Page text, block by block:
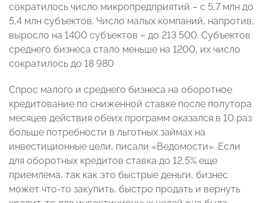
сократилось число микропредприятий – с 5,7 млн до
5,4 млн субъектов. Число малых компаний, напротив,
выросло на 1400 субъектов – до 213 500. Субъектов
среднего бизнеса стало меньше на 1200, их число
сократилось до 18 980
Спрос малого и среднего бизнеса на оборотное
кредитование по сниженной ставке после полутора
месяцев действия обеих программ оказался в 10 раз
больше потребности в льготных займах на
инвестиционные цели, писали «Ведомости». Если
для оборотных кредитов ставка до 12,5% еще
приемлема, так как это быстрые деньги, бизнес
может что-то закупить, быстро продать и вернуть